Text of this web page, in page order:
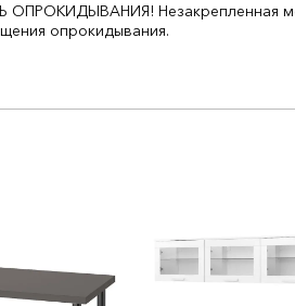
Незакрепленная
опрокидывания.